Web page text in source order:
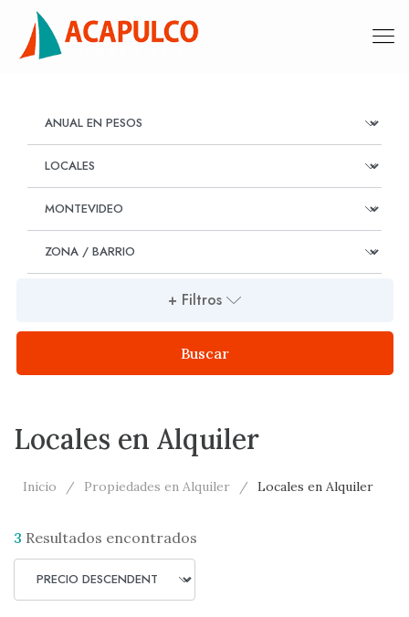
+ Filtros
Buscar
Locales en Alquiler
Inicio Propiedades en Alquiler Locales en Alquiler
3 Resultados encontrados